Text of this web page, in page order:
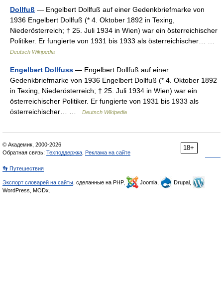
Dollfuß — Engelbert Dollfuß auf einer Gedenkbriefmarke von
1936 Engelbert Dollfuß (* 4. Oktober 1892 in Texing,
Niederösterreich; † 25. Juli 1934 in Wien) war ein österreichischer
Politiker. Er fungierte von 1931 bis 1933 als österreichischer… …
Deutsch Wikipedia
Engelbert Dollfuss — Engelbert Dollfuß auf einer
Gedenkbriefmarke von 1936 Engelbert Dollfuß (* 4. Oktober 1892
in Texing, Niederösterreich; † 25. Juli 1934 in Wien) war ein
österreichischer Politiker. Er fungierte von 1931 bis 1933 als
österreichischer… …
Deutsch Wikipedia
18+
© Академик, 2000-2026
Обратная связь: Техподдержка Реклама на сайте
👣 Путешествия
Экспорт словарей на сайты , сделанные на PHP, Joomla,
Drupal,
WordPress, MODx.